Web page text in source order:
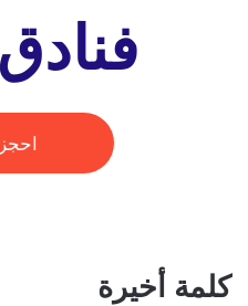
كلمة أخيرة